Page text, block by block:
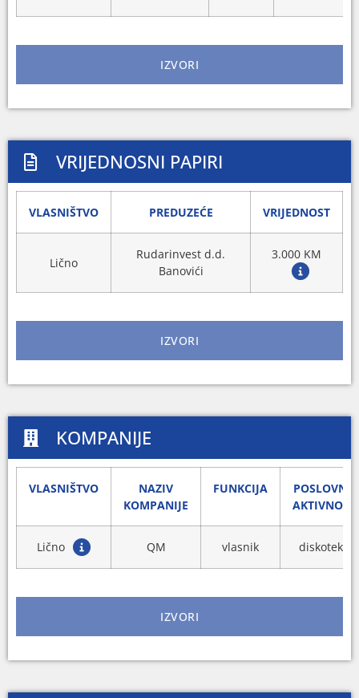
IZVORI
VRIJEDNOSNI PAPIRI
VLASNIŠTVO PREDUZEĆE VRIJEDNOST
Lično
Rudarinvest d.d.
Banovići
3.000 KM
IZVORI
KOMPANIJE
VLASNIŠTVO
NAZIV
KOMPANIJE
FUNKCIJA
POSLOVNA
AKTIVNOST
Lično QM vlasnik diskoteka
IZVORI